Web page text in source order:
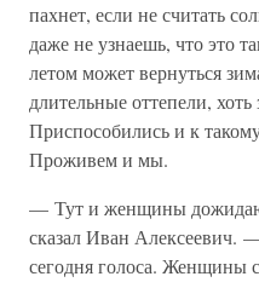
пахнет, если не считать
даже не узнаешь, что это
летом может вернуться
длительные оттепели,
Приспособились и к
Проживем и мы.
— Тут и женщины
сказал Иван Алексеевич.
сегодня голоса. Женщины